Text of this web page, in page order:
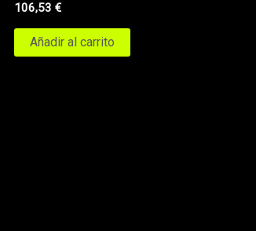
106,53 €
Añadir al carrito